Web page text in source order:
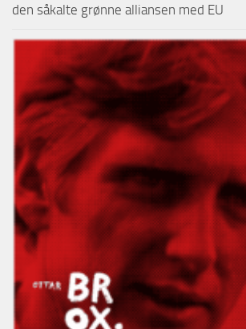
den såkalte grønne alliansen med EU